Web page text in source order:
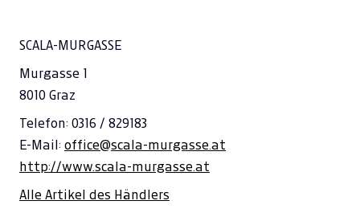
SCALA-MURGASSE
Murgasse 1
8010 Graz
Telefon: 0316 / 829183
E-Mail: office@scala-murgasse.at
http://www.scala-murgasse.at
Alle Artikel des Händlers